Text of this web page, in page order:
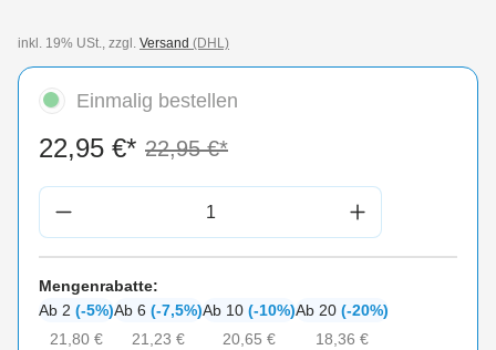
inkl. 19% USt., zzgl. Versand (DHL)
Einmalig bestellen
Produkt Anzahl: Gib den gewünschten
22,95 €* 22,95 €*
Mengenrabatte:
Ab 2 (-5%)
21,80 €
Ab 6 (-7,5%)
21,23 €
Ab 10 (-10%)
20,65 €
Ab 20 (-20%)
18,36 €